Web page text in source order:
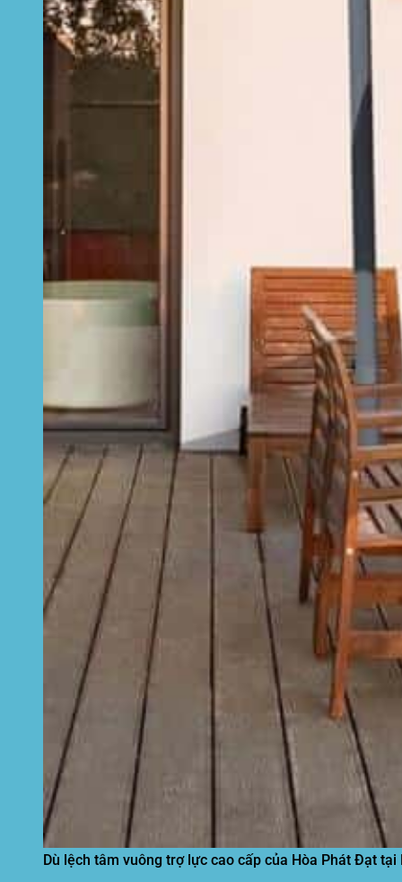
Dù lệch tâm vuông trợ lực cao cấp của Hòa Phát Đạt tại